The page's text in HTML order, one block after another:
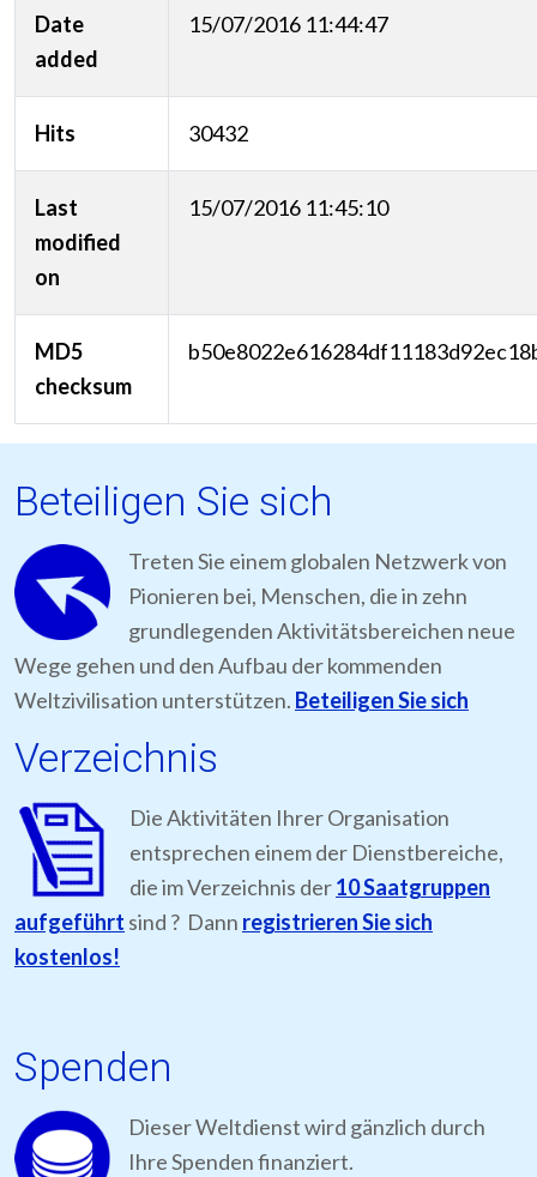
Date
added
15/07/2016 11:44:47
Hits 30432
Last
modified
on
15/07/2016 11:45:10
MD5
checksum
Beteiligen Sie sich
Treten Sie einem globalen Netzwerk von
Pionieren bei, Menschen, die in zehn
grundlegenden Aktivitätsbereichen neue
Wege gehen und den Aufbau der kommenden
Weltzivilisation unterstützen. Beteiligen Sie sich
Verzeichnis
Die Aktivitäten Ihrer Organisation
entsprechen einem der Dienstbereiche,
die im Verzeichnis der10 Saatgruppen
aufgeführt sind ? Dann registrieren Sie sich
kostenlos!
Spenden
Dieser Weltdienst wird gänzlich durch
Ihre Spenden finanziert.